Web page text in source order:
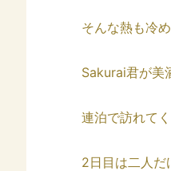
そんな熱も冷
Sakurai君が美
連泊で訪れて
2日目は二人だ